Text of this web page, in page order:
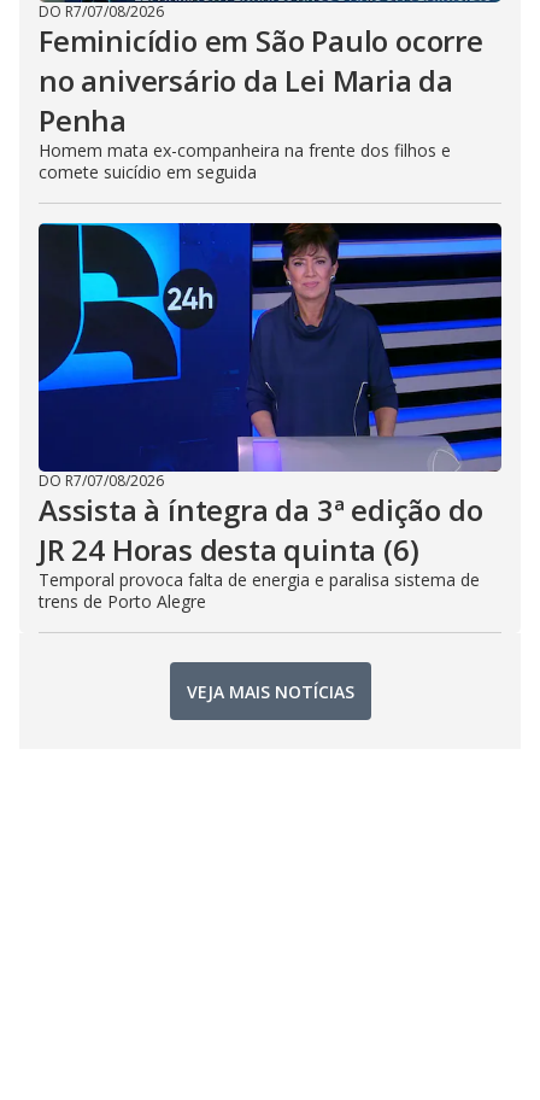
DO R7/07/08/2026
Feminicídio em São Paulo ocorre
no aniversário da Lei Maria da
Penha
Homem mata ex-companheira na frente dos filhos e
comete suicídio em seguida
DO R7/07/08/2026
Assista à íntegra da 3ª edição do
JR 24 Horas desta quinta (6)
Temporal provoca falta de energia e paralisa sistema de
trens de Porto Alegre
VEJA MAIS NOTÍCIAS